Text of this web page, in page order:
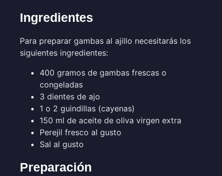
Ingredientes
Para preparar gambas al ajillo necesitarás los
siguientes ingredientes:
400 gramos de gambas frescas o
congeladas
3 dientes de ajo
1 o 2 guindillas (cayenas)
150 ml de aceite de oliva virgen extra
Perejil fresco al gusto
Sal al gusto
Preparación